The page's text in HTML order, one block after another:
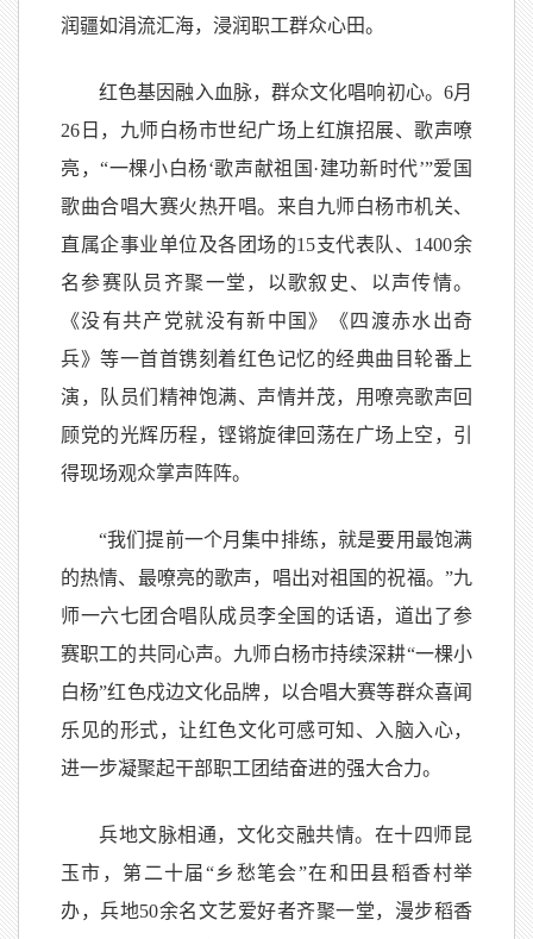
润疆如涓流汇海，浸润职工群众心田。
红色基因融入血脉，群众文化唱响初心。6月
26日，九师白杨市世纪广场上红旗招展、歌声嘹
亮，“一棵小白杨‘歌声献祖国·建功新时代’”爱国
歌曲合唱大赛火热开唱。来自九师白杨市机关、
直属企事业单位及各团场的15支代表队、1400余
名参赛队员齐聚一堂，以歌叙史、以声传情。
《没有共产党就没有新中国》《四渡赤水出奇
兵》等一首首镌刻着红色记忆的经典曲目轮番上
演，队员们精神饱满、声情并茂，用嘹亮歌声回
顾党的光辉历程，铿锵旋律回荡在广场上空，引
得现场观众掌声阵阵。
“我们提前一个月集中排练，就是要用最饱满
的热情、最嘹亮的歌声，唱出对祖国的祝福。”九
师一六七团合唱队成员李全国的话语，道出了参
赛职工的共同心声。九师白杨市持续深耕“一棵小
白杨”红色戍边文化品牌，以合唱大赛等群众喜闻
乐见的形式，让红色文化可感可知、入脑入心，
进一步凝聚起干部职工团结奋进的强大合力。
兵地文脉相通，文化交融共情。在十四师昆
玉市，第二十届“乡愁笔会”在和田县稻香村举
办，兵地50余名文艺爱好者齐聚一堂，漫步稻香